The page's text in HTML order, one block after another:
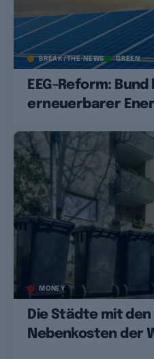
BREAK/THE NEWS GREEN
EEG-Reform:
erneuerbarer
MONEY
Die Städte mit
Nebenkosten der